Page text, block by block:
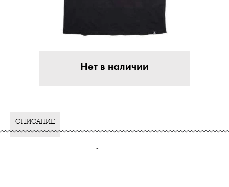
Нет в наличии
ОПИСАНИЕ
-